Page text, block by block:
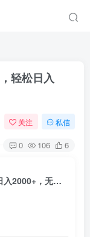
轻松日入
关注 私信
0 106 6
2024微信闲鱼店铺，让你咸鱼翻身，轻松日入2000+，无脑操作，会聊天就行